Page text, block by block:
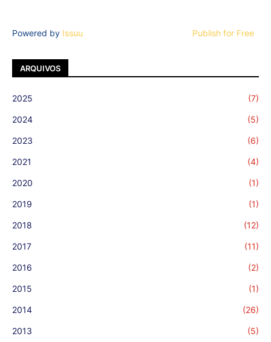
Powered by Issuu Publish for Free
ARQUIVOS
2025 (7)
2024 (5)
2023 (6)
2021 (4)
2020 (1)
2019 (1)
2018 (12)
2017 (11)
2016 (2)
2015 (1)
2014 (26)
2013 (5)